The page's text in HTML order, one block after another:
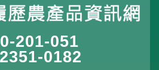
201-051
0182